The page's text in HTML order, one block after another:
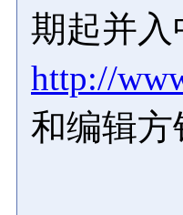
期起并
http://
和编辑